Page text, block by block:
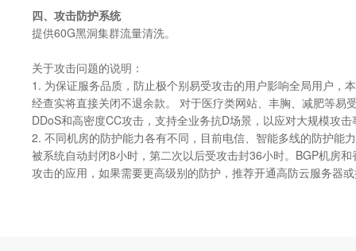
四、攻击防护系统
提供60G黑洞集群流量清洗。
关于攻击问题的说明：
1. 为保证服务品质，防止极个别易受攻击的用户影响全局用户，
经查实将直接关闭不退余款。 对于医疗类网站、丰胸、减肥等
DDoS和高密度CC攻击，支持全业务抗D场景，以应对大规模攻
2. 不同机房的防护能力各有不同，目前电信、智能多线的防护能
被系统自动封闭8小时，第二次以后受攻击封36小时。BGP机房
攻击的应用，如果需要更高级别的防护，推荐开通高防云服务器